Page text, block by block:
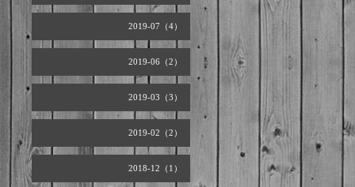
2019-07（4）
2019-06（2）
2019-03（3）
2019-02（2）
2018-12（1）